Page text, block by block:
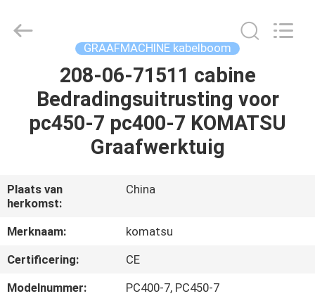
PRODUCTEN
ONS
FABRIEKSREIS
KWALITEITSCONTROLE
Services
GRAAFMACHINE kabelboom
208-06-71511 cabine
Bedradingsuitrusting voor
pc450-7 pc400-7 KOMATSU
Graafwerktuig
Plaats van
herkomst:
China
Merknaam:
komatsu
Certificering:
CE
Modelnummer:
PC400-7, PC450-7